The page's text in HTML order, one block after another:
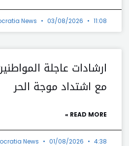
News 03/08/2026 11:08 ص
ارشادات عاجلة
مع اشتداد موجة الحر
READ MORE »
News 01/08/2026 4:38 م